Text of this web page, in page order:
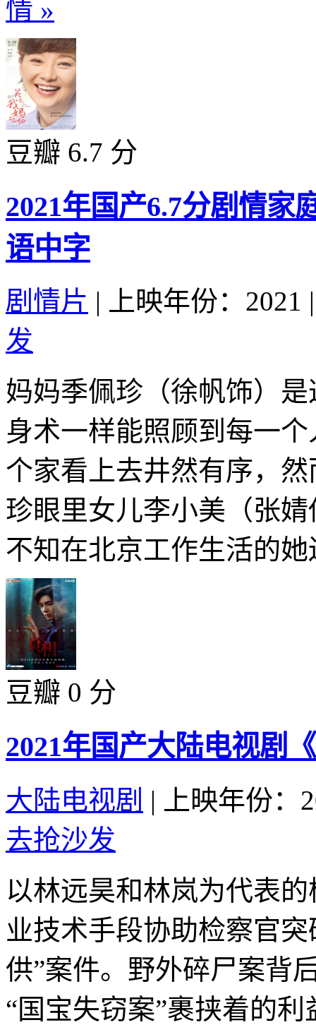
情 »
豆瓣 6.7 分
2021年国产6.7分剧情家
语中字
剧情片 | 上映年份：2021 |
发
妈妈季佩珍（徐帆饰）
身术一样能照顾到每一
个家看上去井然有序，
珍眼里女儿李小美（张
不知在北京工作生活的
豆瓣 0 分
2021年国产大陆电视剧
大陆电视剧 |
上映年份：
去抢沙发
以林远昊和林岚为代表
业技术手段协助检察官
供”案件。野外碎尸案背
“国宝失窃案”裹挟着的